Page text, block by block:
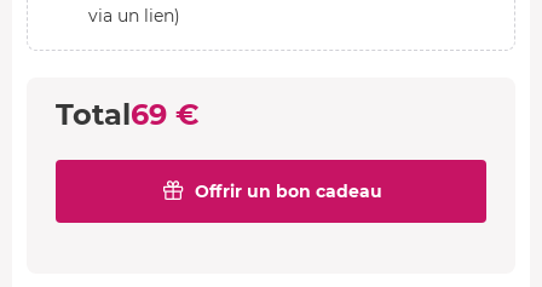
via un lien)
Total69 €
Offrir un bon cadeau